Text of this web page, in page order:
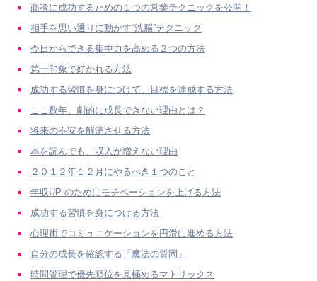
商談に成功するための１つの営業テクニックを公開！
相手を思い通りに動かす“洗脳”テクニック
今日からできる集中力を高める２つの方法
第一印象で好かれる方法
成功する習慣を身につけて、目標を達成する方法
ここ数年、劇的に成長できない理由とは？
将来の不安を解消させる方法
本を読んでも、収入が増えない理由
２０１２年１２月にやるべき１つのこと
年収UP のためにモチベーションを上げる方法
成功する習慣を身につける方法
心理術でコミュニケーションを円滑に進める方法
自分の成長を確認する「魔法の質問」
時間管理で優先順位を見極めるマトリックス